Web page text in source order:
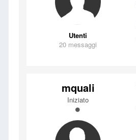
Utenti
20 messaggi
mquali
Iniziato